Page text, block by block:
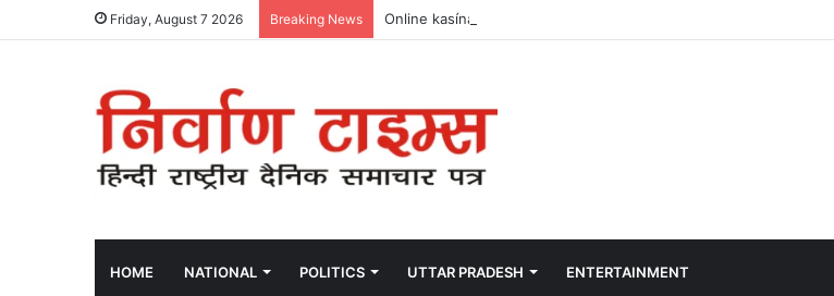
Friday, August 7 2026 Breaking News Online kasína 2026 Budúcnosť zábavy a hier
HOME NATIONAL POLITICS UTTAR PRADESH ENTERTAINMENT